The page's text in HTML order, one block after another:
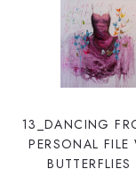
13_DANCING
PERSONAL FILE
BUTTERFLIES